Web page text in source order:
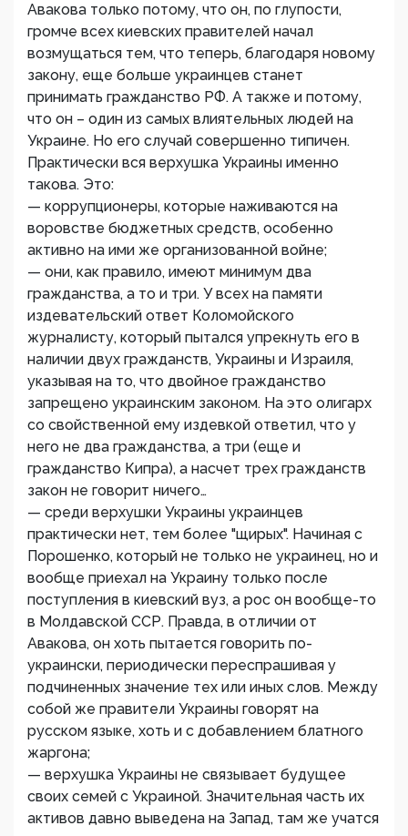
Авакова только потому, что он, по глупости,
громче всех киевских правителей начал
возмущаться тем, что теперь, благодаря новому
закону, еще больше украинцев станет
принимать гражданство РФ. А также и потому,
что он – один из самых влиятельных людей на
Украине. Но его случай совершенно типичен.
Практически вся верхушка Украины именно
такова. Это:
— коррупционеры, которые наживаются на
воровстве бюджетных средств, особенно
активно на ими же организованной войне;
— они, как правило, имеют минимум два
гражданства, а то и три. У всех на памяти
издевательский ответ Коломойского
журналисту, который пытался упрекнуть его в
наличии двух гражданств, Украины и Израиля,
указывая на то, что двойное гражданство
запрещено украинским законом. На это олигарх
со свойственной ему издевкой ответил, что у
него не два гражданства, а три (еще и
гражданство Кипра), а насчет трех гражданств
закон не говорит ничего…
— среди верхушки Украины украинцев
практически нет, тем более "щирых". Начиная с
Порошенко, который не только не украинец, но и
вообще приехал на Украину только после
поступления в киевский вуз, а рос он вообще-то
в Молдавской ССР. Правда, в отличии от
Авакова, он хоть пытается говорить по-
украински, периодически переспрашивая у
подчиненных значение тех или иных слов. Между
собой же правители Украины говорят на
русском языке, хоть и с добавлением блатного
жаргона;
— верхушка Украины не связывает будущее
своих семей с Украиной. Значительная часть их
активов давно выведена на Запад, там же учатся